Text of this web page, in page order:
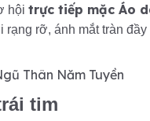
hội trực tiếp mặc Áo
rỡ, ánh mắt tràn
tim